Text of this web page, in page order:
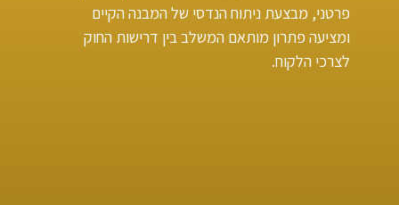
פרטני, מבצעת ניתוח הנדסי של המבנה הקיים
ומציעה פתרון מותאם המשלב בין דרישות החוק
לצרכי הלקוח.